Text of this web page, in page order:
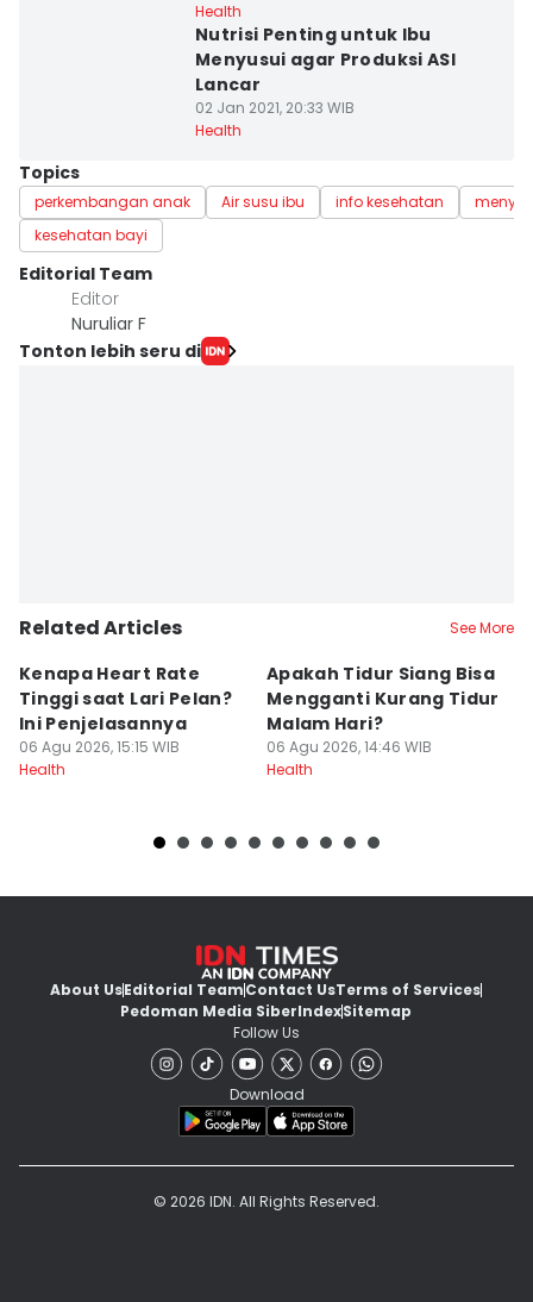
Health
Nutrisi Penting untuk Ibu
Menyusui agar Produksi ASI
Lancar
02 Jan 2021, 20:33 WIB
Health
Topics
perkembangan anak Air susu ibu info kesehatan
kesehatan bayi
Editorial Team
Editor
Nuruliar F
Tonton lebih seru di
Related Articles See More
Kenapa Heart Rate
Tinggi saat Lari Pelan?
Ini Penjelasannya
06 Agu 2026, 15:15 WIB
Health
Apakah Tidur Siang Bisa
Mengganti Kurang Tidur
Malam Hari?
06 Agu 2026, 14:46 WIB
Health
About UsEditorial TeamContact UsTerms of Services
Pedoman Media SiberIndexSitemap
Follow Us
Download
© 2026 IDN. All Rights Reserved.